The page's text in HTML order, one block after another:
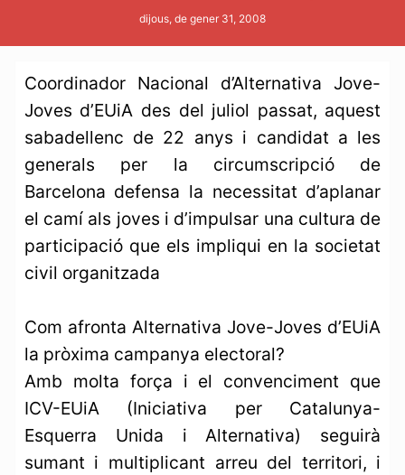
dijous, de gener 31, 2008
Coordinador Nacional d’Alternativa Jove-
Joves d’EUiA des del juliol passat, aquest
sabadellenc de 22 anys i candidat a les
generals per la circumscripció de
Barcelona defensa la necessitat d’aplanar
el camí als joves i d’impulsar una cultura de
participació que els impliqui en la societat
civil organitzada
Com afronta Alternativa Jove-Joves d’EUiA
la pròxima campanya electoral?
Amb molta força i el convenciment que
ICV-EUiA (Iniciativa per Catalunya-
Esquerra Unida i Alternativa) seguirà
sumant i multiplicant arreu del territori, i